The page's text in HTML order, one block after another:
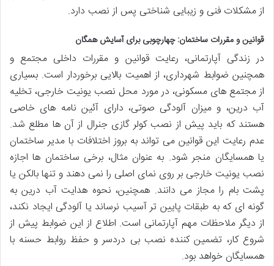
از مشکلات فنی و زیبایی شناختی پس از نصب دارد.
قوانین و مقررات ساختمان: چهارچوبی برای آسایش همگان
در زندگی آپارتمانی، رعایت قوانین و مقررات داخلی مجتمع و
همچنین ضوابط شهرداری، از اهمیت بالایی برخوردار است. بسیاری
از مجتمع های مسکونی، در مورد محل نصب یونیت خارجی، تخلیه
آب درین، و میزان آلودگی صوتی، دارای آئین نامه های خاصی
هستند که باید پیش از نصب کولر گازی جنرال از آن ها مطلع شد.
عدم رعایت این قوانین می تواند به بروز اختلافات با مدیر ساختمان
یا همسایگان منجر شود. به عنوان مثال، برخی ساختمان ها اجازه
نصب یونیت خارجی بر روی نمای اصلی را نمی دهند و تنها بالکن یا
پشت بام را مجاز می دانند. همچنین، نحوه هدایت آب درین به
گونه ای که به طبقات پایین تر آسیب نرساند یا آلودگی ایجاد نکند،
از دیگر ملاحظات مهم آپارتمانی است. اطلاع از این ضوابط پیش از
شروع کار، تضمین کننده نصب بی دردسر و حفظ روابط حسنه با
همسایگان خواهد بود.